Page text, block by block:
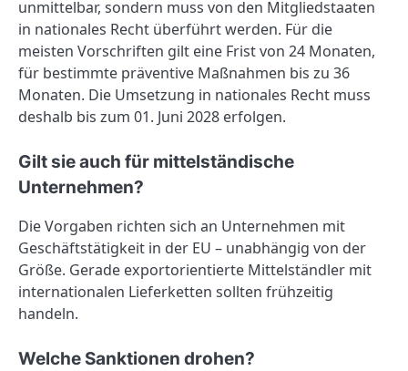
unmittelbar, sondern muss von den Mitgliedstaaten
in nationales Recht überführt werden. Für die
meisten Vorschriften gilt eine Frist von 24 Monaten,
für bestimmte präventive Maßnahmen bis zu 36
Monaten. Die Umsetzung in nationales Recht muss
deshalb bis zum 01. Juni 2028 erfolgen.
Gilt sie auch für mittelständische
Unternehmen?
Die Vorgaben richten sich an Unternehmen mit
Geschäftstätigkeit in der EU – unabhängig von der
Größe. Gerade exportorientierte Mittelständler mit
internationalen Lieferketten sollten frühzeitig
handeln.
Welche Sanktionen drohen?